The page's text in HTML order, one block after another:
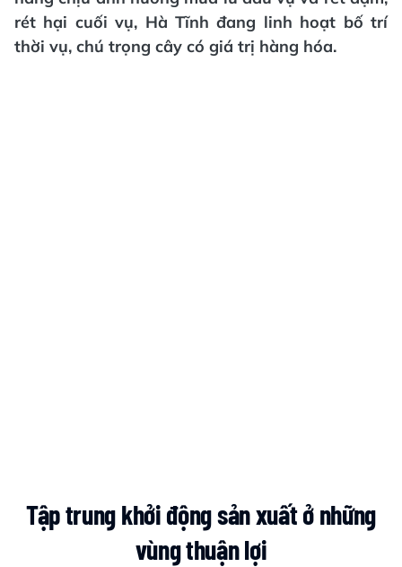
rét hại cuối vụ, Hà Tĩnh đang linh hoạt bố trí
thời vụ, chú trọng cây có giá trị hàng hóa.
Tập trung khởi động sản xuất ở những
vùng thuận lợi